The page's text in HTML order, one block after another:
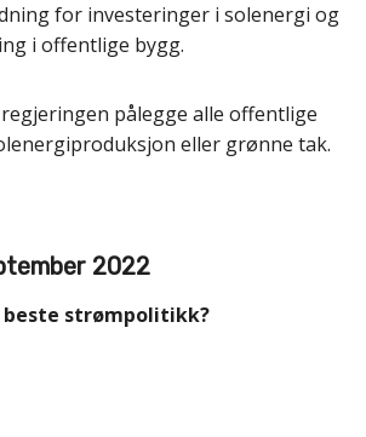
for investeringer i solenergi og
i offentlige bygg.
pålegge alle offentlige
eller grønne tak.
2022
strømpolitikk?